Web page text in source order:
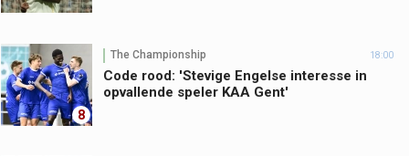
8
The Championship 18:00
Code rood: 'Stevige Engelse interesse in
opvallende speler KAA Gent'